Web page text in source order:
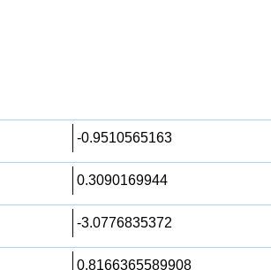
-0.9510565163
0.3090169944
-3.0776835372
0.8166365589908